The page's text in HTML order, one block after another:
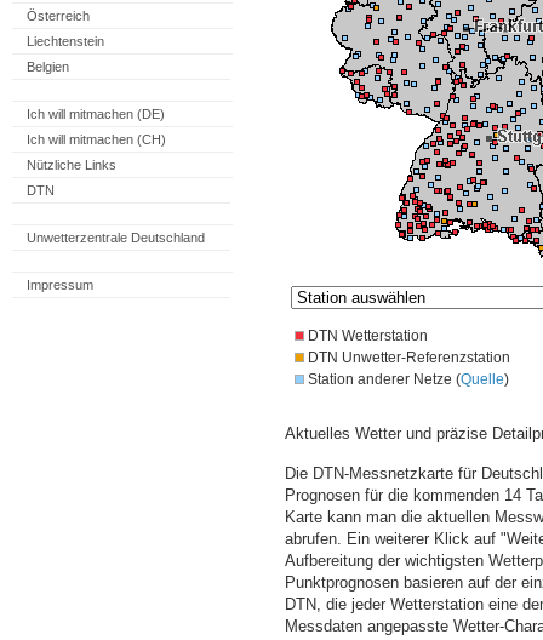
Österreich
Liechtenstein
Belgien
Ich will mitmachen (DE)
Ich will mitmachen (CH)
Nützliche Links
DTN
Unwetterzentrale Deutschland
Impressum
DTN Wetterstation
DTN Unwetter-Referenzstation
Station anderer Netze (Quelle)
Aktuelles Wetter und präzise
Die DTN-Messnetzkarte für
Prognosen für die kommenden 14
Karte kann man die aktuellen
abrufen. Ein weiterer Klick auf
Aufbereitung der wichtigsten
Punktprognosen basieren auf der
DTN, die jeder Wetterstation eine
Messdaten angepasste Wetter-